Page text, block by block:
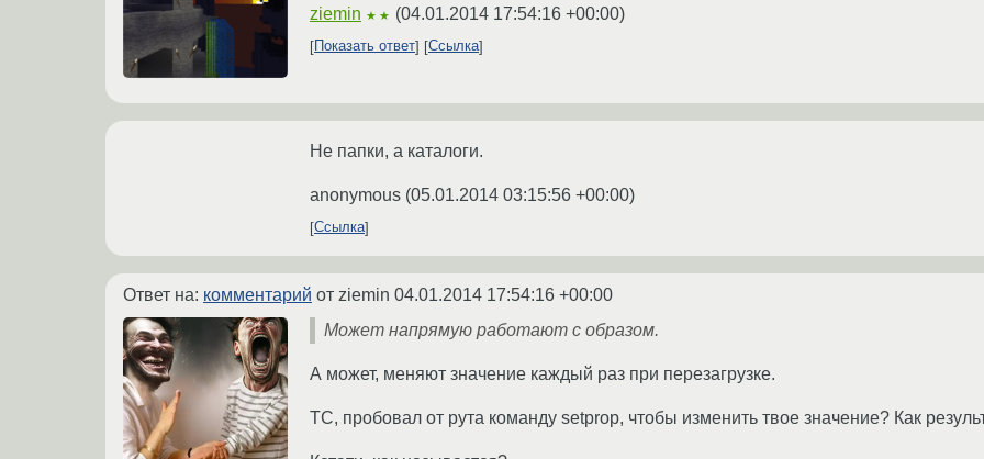
ziemin ★★ (04.01.2014 17:54:16 +00:00)
Показать ответ Ссылка
Не папки, а каталоги.
anonymous (05.01.2014 03:15:56 +00:00)
Ссылка
Ответ на: комментарий от ziemin 04.01.2014 17:54:16 +00:00
Может напрямую работают с образом.
А может, меняют значение каждый раз при перезагрузке.
ТС, пробовал от рута команду setprop, чтобы изменить твое значение? Как